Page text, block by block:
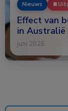
Nieuws
Effect van
in Australië
juni 2026